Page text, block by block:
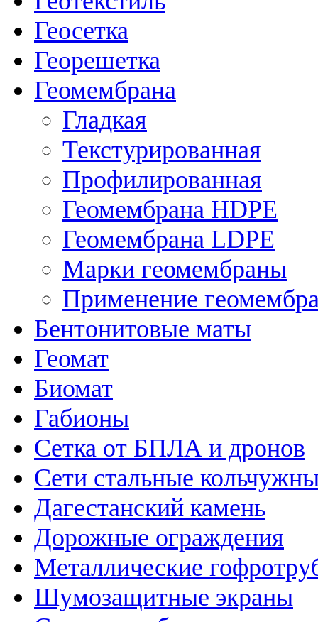
Геосетка
Георешетка
Геомембрана
Гладкая
Текстурированная
Профилированная
Геомембрана HDPE
Геомембрана LDPE
Марки геомембраны
Применение
Бентонитовые маты
Геомат
Биомат
Габионы
Сетка от БПЛА и дронов
Сети стальные
Дагестанский камень
Дорожные ограждения
Металлические
Шумозащитные экраны